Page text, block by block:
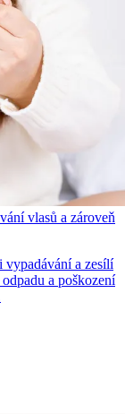
vlasů a zároveň
vypadávání a zesílí
a poškození